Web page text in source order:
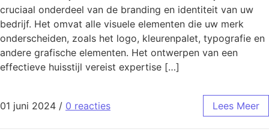
cruciaal onderdeel van de branding en identiteit van uw
bedrijf. Het omvat alle visuele elementen die uw merk
onderscheiden, zoals het logo, kleurenpalet, typografie en
andere grafische elementen. Het ontwerpen van een
effectieve huisstijl vereist expertise […]
01 juni 2024 / 0 reacties Lees Meer